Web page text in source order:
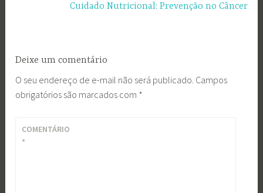
Cuidado Nutricional: Prevenção no Câncer
Deixe um comentário
O seu endereço de e-mail não será publicado. Campos
obrigatórios são marcados com *
COMENTÁRIO
*